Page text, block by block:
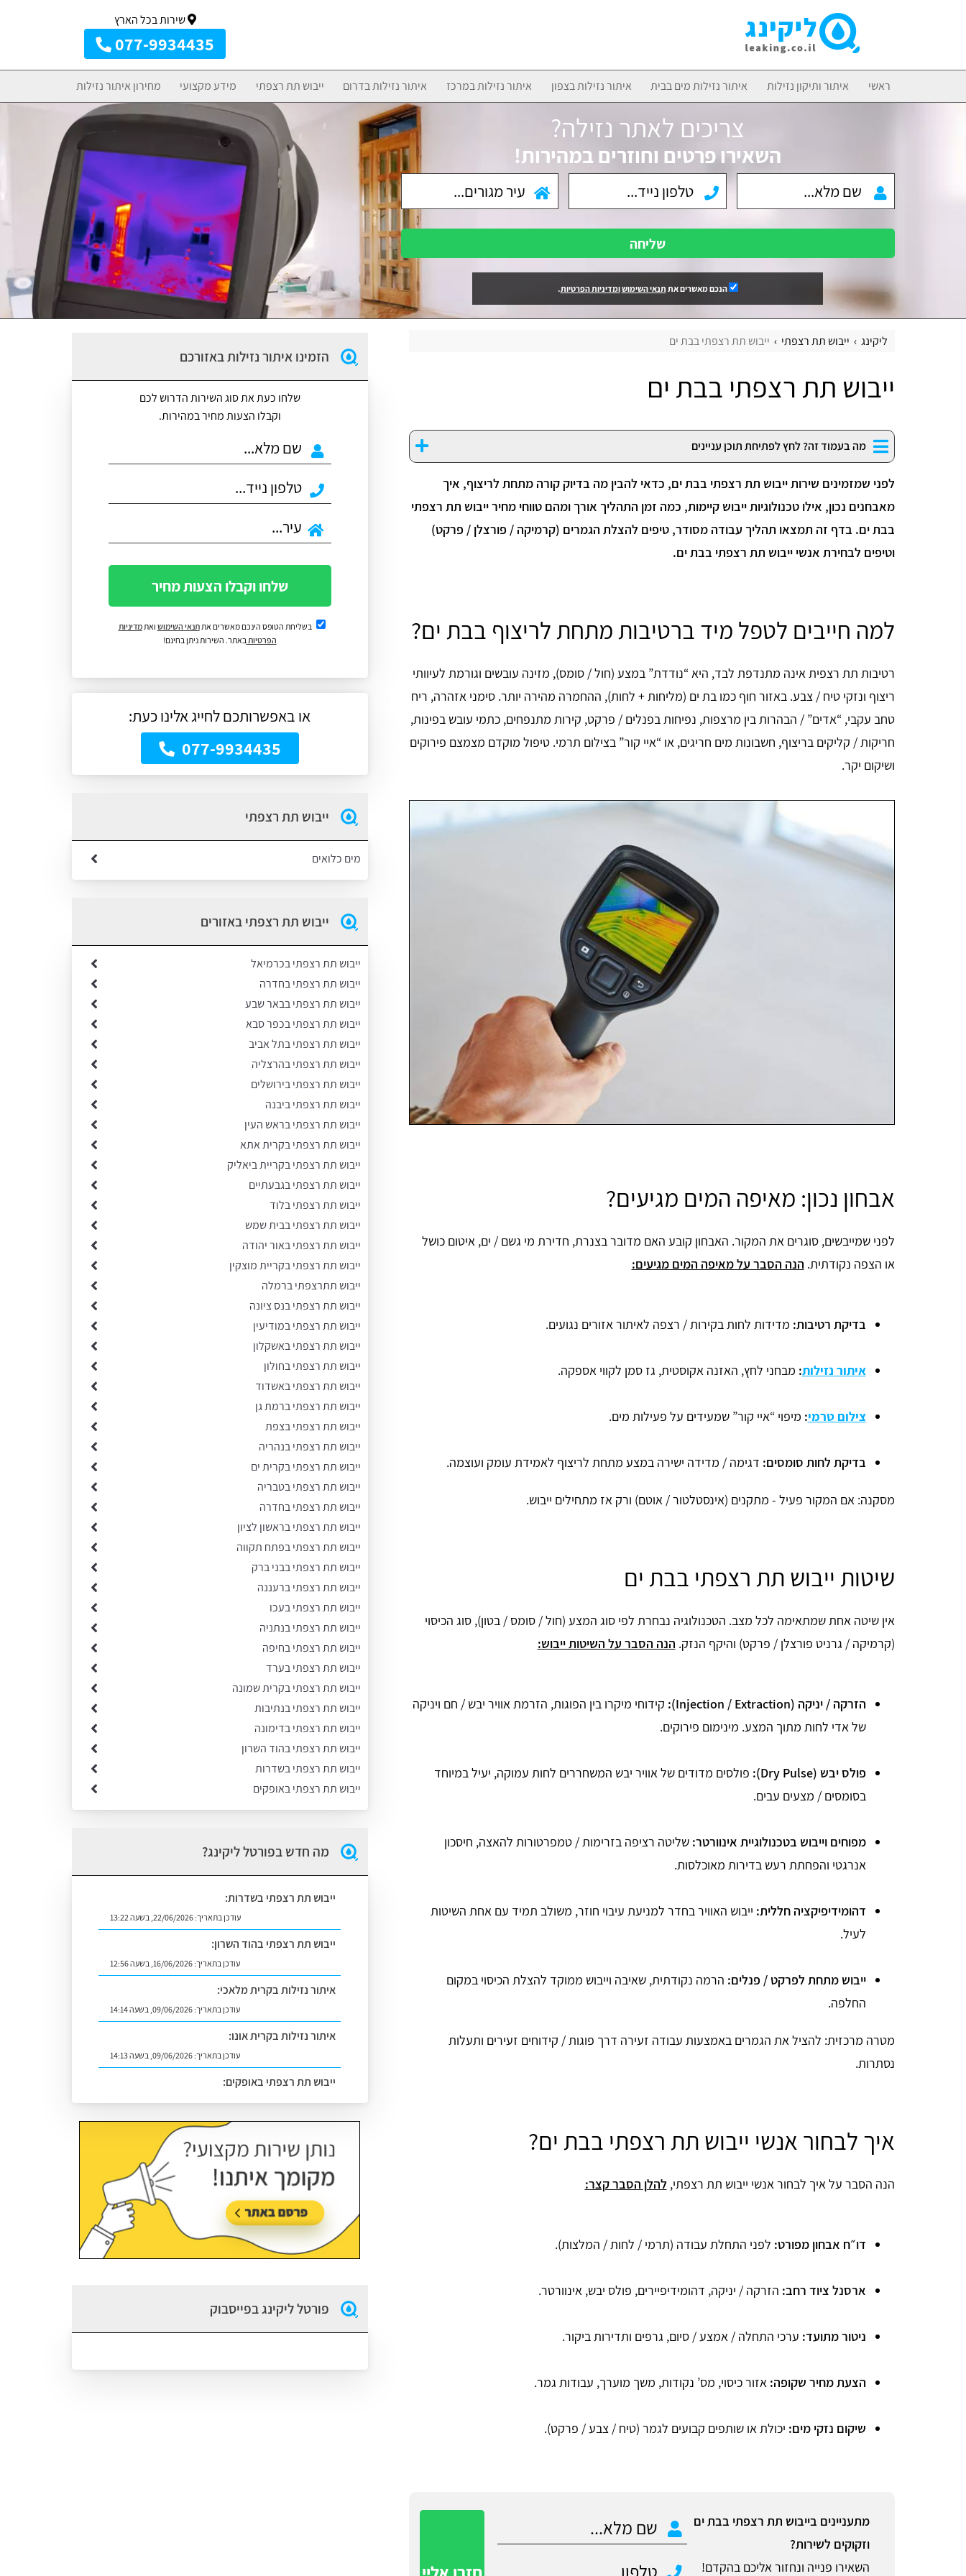
שירות בכל הארץ
077-9934435
ראשי איתור ותיקון נזילות איתור נזילות מים בבית איתור נזילות בצפון איתור נזילות במרכז איתור נזילות בדרום ייבוש תת רצפתי מידע מקצועי מחירון איתור נזילות
צריכים לאתר נזילה?
השאירו פרטים וחוזרים במהירות!
שליחה
הנכם מאשרים את תנאי השימושומדיניות הפרטיות.
ליקינג ייבוש תת רצפתי ייבוש תת רצפתי בבת ים
ייבוש תת רצפתי בבת ים
מה בעמוד זה? לחץ לפתיחת תוכן עניינים
לפני שמזמינים שירות ייבוש תת רצפתי בבת ים, כדאי להבין מה בדיוק קורה מתחת לריצוף, איך
מאבחנים נכון, אילו טכנולוגיות ייבוש קיימות, כמה זמן התהליך אורך ומהם טווחי מחיר ייבוש תת רצפתי
בבת ים. בדף זה תמצאו תהליך עבודה מסודר, טיפים להצלת הגמרים (קרמיקה / פורצלן / פרקט)
וטיפים לבחירת אנשי ייבוש תת רצפתי בבת ים.
למה חייבים לטפל מיד ברטיבות מתחת לריצוף בבת ים?
רטיבות תת רצפית אינה מתנדפת לבד, היא “נודדת” במצע (חול / סומס), מזינה עובשים וגורמת לעיוותי
ריצוף ונזקי טיח / צבע. באזור חוף כמו בת ים (מליחות + לחות), ההחמרה מהירה יותר. סימני אזהרה, ריח
טחב עקבי, “אדים” / הבהרות בין מרצפות, נפיחות בפנלים / פרקט, קירות מתנפחים, כתמי עובש בפינות,
חריקות / קליקים בריצוף, חשבונות מים חריגים, או “איי קור” בצילום תרמי. טיפול מוקדם מצמצם פירוקים
ושיקום יקר.
אבחון נכון: מאיפה המים מגיעים?
לפני שמייבשים, סוגרים את המקור. האבחון קובע האם מדובר בצנרת, חדירת מי גשם / ים, איטום כושל
או הצפה נקודתית. הנה הסבר על מאיפה המים מגיעים:
בדיקת רטיבות: מדידות לחות בקירות / רצפה לאיתור אזורים נגועים.
איתור נזילות: מבחני לחץ, האזנה אקוסטית, גז סמן לקווי אספקה.
צילום טרמי: מיפוי “איי קור” שמעידים על פעילות מים.
בדיקת לחות סומסים: דגימה / מדידה ישירה במצע מתחת לריצוף לאמידת עומק ועוצמה.
מסקנה: אם המקור פעיל - מתקנים (אינסטלטור / אוטם) ורק אז מתחילים ייבוש.
שיטות ייבוש תת רצפתי בבת ים
אין שיטה אחת שמתאימה לכל מצב. הטכנולוגיה נבחרת לפי סוג המצע (חול / סומס / בטון), סוג הכיסוי
(קרמיקה / גרניט פורצלן / פרקט) והיקף הנזק. הנה הסבר על השיטות ייבוש:
הזרקה / יניקה (Injection / Extraction):
קידוחי מיקרו בין הפוגות, הזרמת אוויר יבש / חם ויניקה
של אדי לחות מתוך המצע. מינימום פירוקים.
פולס יבש (Dry Pulse):
פולסים מדודים של אוויר יבש המשחררים לחות עמוקה, יעיל במיוחד
בסומסים / מצעים עבים.
מפוחים וייבוש בטכנולוגיית אינוורטר: שליטה רציפה בזרימות / טמפרטורות להאצה, חיסכון
אנרגטי והפחתת רעש בדירות מאוכלסות.
דהומידיפיקציה חללית: ייבוש האוויר בחדר למניעת עיבוי חוזר, משולב תמיד עם אחת השיטות
לעיל.
ייבוש מתחת לפרקט / פנלים: הרמה נקודתית, שאיבה וייבוש ממוקד להצלת הכיסוי במקום
החלפה.
מטרה מרכזית: להציל את הגמרים באמצעות עבודה זעירה דרך פוגות / קידוחים זעירים ותעלות
נסתרות.
איך לבחור אנשי ייבוש תת רצפתי בבת ים?
הנה הסבר על איך לבחור אנשי ייבוש תת רצפתי, להלן הסבר קצר:
דו״ח אבחון מפורט: לפני התחלת עבודה (תרמי / לחות / המלצות).
ארסנל ציוד רחב: הזרקה / יניקה, דהומידיפיירים, פולס יבש, אינוורטר.
ניטור מתועד: ערכי התחלה / אמצע / סיום, גרפים ותדירות ביקור.
הצעת מחיר שקופה: אזור כיסוי, מס’ נקודות, משך מוערך, עבודות גמר.
שיקום נזקי מים: יכולת או שותפים קבועים לגמר (טיח / צבע / פרקט).
מתעניינים בייבוש תת רצפתי בבת ים
וזקוקים לשירות?
השאירו פנייה ונחזור אליכם בהקדם!
הזמינו איתור נזילות באזורכם
שלחו כעת את סוג השירות הדרוש לכם
וקבלו הצעות מחיר במהירות.
שלחו וקבלו הצעות מחיר
בשליחת הטופס הינכם מאשרים אתתנאי השימוש ואתמדיניות
הפרטיותבאתר. השירות ניתן בחינם!
או באפשרותכם לחייג אלינו כעת:
077-9934435
ייבוש תת רצפתי
מים כלואים
ייבוש תת רצפתי באזורים
ייבוש תת רצפתי בכרמיאל
ייבוש תת רצפתי בחדרה
ייבוש תת רצפתי בבאר שבע
ייבוש תת רצפתי בכפר סבא
ייבוש תת רצפתי בתל אביב
ייבוש תת רצפתי בהרצליה
ייבוש תת רצפתי בירושלים
ייבוש תת רצפתי ביבנה
ייבוש תת רצפתי בראש העין
ייבוש תת רצפתי בקרית אתא
ייבוש תת רצפתי בקריית ביאליק
ייבוש תת רצפתי בגבעתיים
ייבוש תת רצפתי בלוד
ייבוש תת רצפתי בבית שמש
ייבוש תת רצפתי באור יהודה
ייבוש תת רצפתי בקריית מוצקין
ייבוש תתרצפתי ברמלה
ייבוש תת רצפתי בנס ציונה
ייבוש תת רצפתי במודיעין
ייבוש תת רצפתי באשקלון
ייבוש תת רצפתי בחולון
ייבוש תת רצפתי באשדוד
ייבוש תת רצפתי ברמת גן
ייבוש תת רצפתי בצפת
ייבוש תת רצפתי בנהריה
ייבוש תת רצפתי בקרית ים
ייבוש תת רצפתי בטבריה
ייבוש תת רצפתי בחדרה
ייבוש תת רצפתי בראשון לציון
ייבוש תת רצפתי בפתח תקווה
ייבוש תת רצפתי בבני ברק
ייבוש תת רצפתי ברעננה
ייבוש תת רצפתי בעכו
ייבוש תת רצפתי בנתניה
ייבוש תת רצפתי בחיפה
ייבוש תת רצפתי בערד
ייבוש תת רצפתי בקרית שמונה
ייבוש תת רצפתי בנתיבות
ייבוש תת רצפתי בדימונה
ייבוש תת רצפתי בהוד השרון
ייבוש תת רצפתי בשדרות
ייבוש תת רצפתי באופקים
מה חדש בפורטל ליקינג?
ייבוש תת רצפתי בשדרות:
עודכן בתאריך:22/06/2026, בשעה 13:22
ייבוש תת רצפתי בהוד השרון:
עודכן בתאריך:16/06/2026, בשעה 12:56
איתור נזילות בקרית מלאכי:
עודכן בתאריך:09/06/2026, בשעה 14:14
איתור נזילות בקרית אונו:
עודכן בתאריך:09/06/2026, בשעה 14:13
ייבוש תת רצפתי באופקים:
עודכן בתאריך:02/07/2026, בשעה 14:06
פורטל ליקינג בפייסבוק